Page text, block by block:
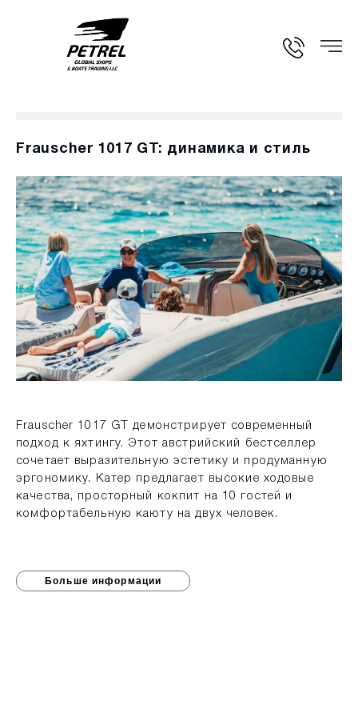
Frauscher 1017 GT: динамика и стиль
Frauscher 1017 GT демонстрирует современный
подход к яхтингу. Этот австрийский бестселлер
сочетает выразительную эстетику и продуманную
эргономику. Катер предлагает высокие ходовые
качества, просторный кокпит на 10 гостей и
комфортабельную каюту на двух человек.
Больше информации